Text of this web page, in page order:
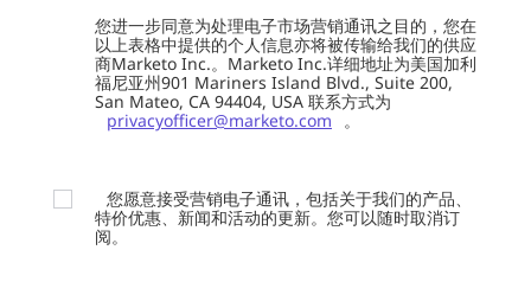
您进一步同意为处理电子市场营销通讯之目的，您在
以上表格中提供的个人信息亦将被传输给我们的供应
商Marketo Inc.。Marketo Inc.详细地址为美国加利
福尼亚州901 Mariners Island Blvd., Suite 200,
San Mateo, CA 94404, USA 联系方式为
privacyofficer@marketo.com
。
您愿意接受营销电子通讯，包括关于我们的产品、
特价优惠、新闻和活动的更新。您可以随时取消订
阅。